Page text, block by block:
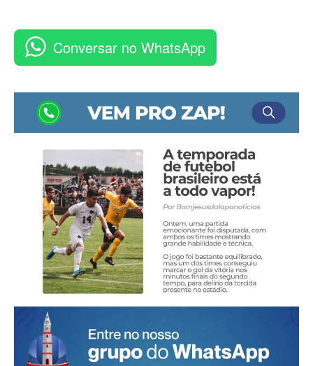
Conversar no WhatsApp